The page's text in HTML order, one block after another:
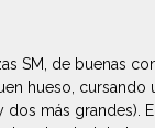
SM, de buenas
hueso, cursando
más grandes).